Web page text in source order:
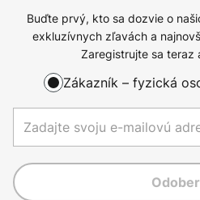
Buďte prvý, kto sa dozvie o
exkluzívnych zľavách a
Zaregistrujte sa teraz
Zákazník – fyzická